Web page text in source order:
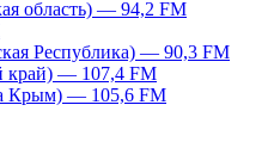
область) — 94,2 FM
Республика) — 90,3 FM
край) — 107,4 FM
Крым) — 105,6 FM